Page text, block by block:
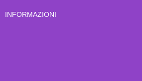
INFORMAZIONI